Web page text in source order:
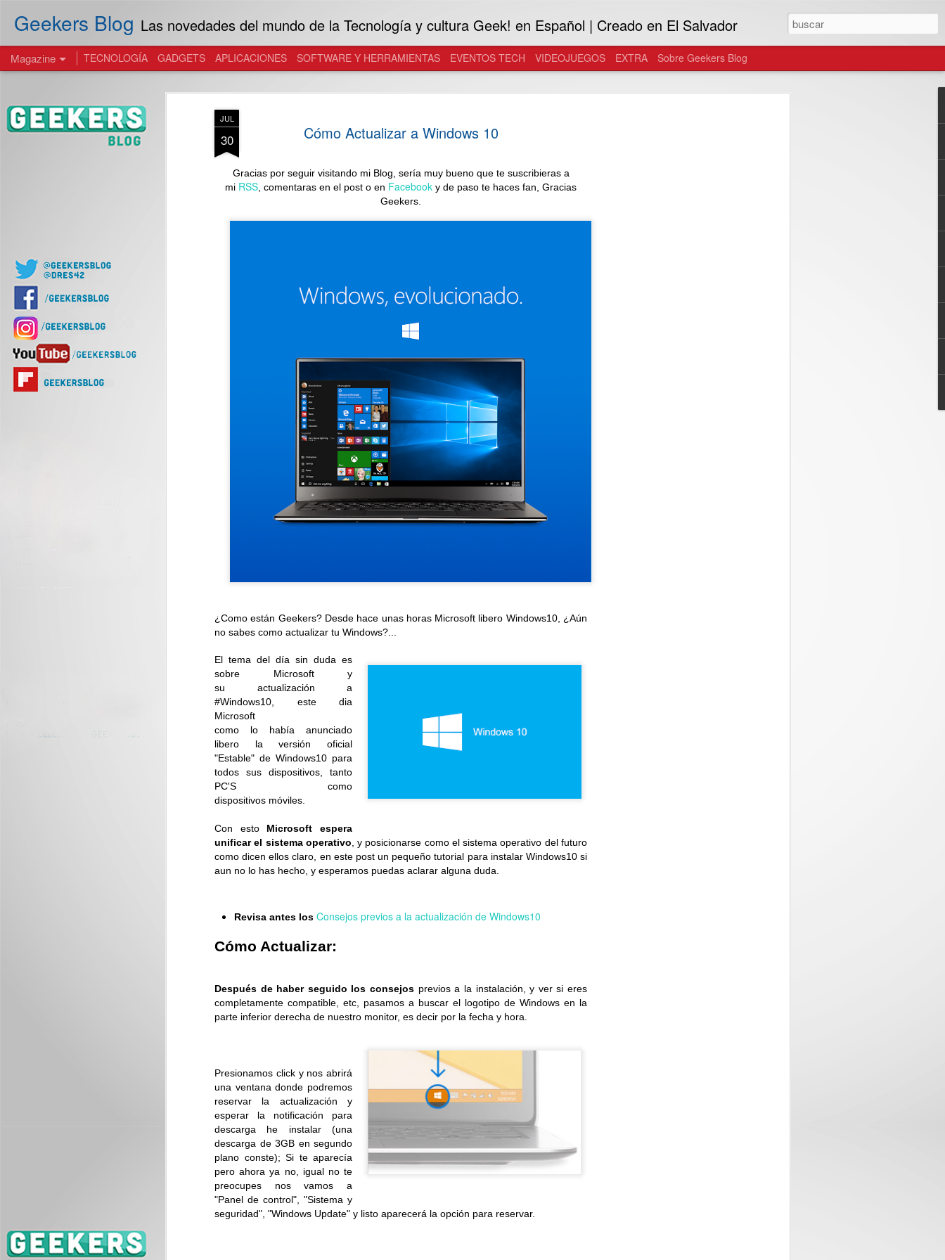
JUL
30 Cómo Actualizar a Windows 10
Gracias por seguir visitando mi Blog, sería muy bueno que te suscribieras a
mi RSS , comentaras en el post o en Facebook y de paso te haces fan, Gracias
Geekers.
¿Como están Geekers? Desde hace unas horas Microsoft libero Windows10, ¿Aún
no sabes como actualizar tu Windows?...
El tema del día sin duda es
sobre Microsoft y
su actualización a
#Windows10, este dia
Microsoft
como lo había anunciado
libero la versión oficial
"Estable" de Windows10 para
todos sus dispositivos, tanto
PC'S como
dispositivos móviles.
Con esto Microsoft espera
unificar el sistema operativo , y posicionarse como el sistema operativo del futuro
como dicen ellos claro, en este post un pequeño tutorial para instalar Windows10 si
aun no lo has hecho, y esperamos puedas aclarar alguna duda.
Revisa antes los Consejos previos a la actualización de Windows10
Cómo Actualizar:
Después de haber seguido los consejos previos a la instalación, y ver si eres
completamente compatible, etc, pasamos a buscar el logotipo de Windows en la
parte inferior derecha de nuestro monitor, es decir por la fecha y hora.
Presionamos click y nos abrirá
una ventana donde podremos
reservar la actualización y
esperar la notificación para
descarga he instalar (una
descarga de 3GB en segundo
plano conste); Si te aparecía
pero ahora ya no, igual no te
preocupes nos vamos a
"Panel de control", "Sistema y
seguridad", "Windows Update" y listo aparecerá la opción para reservar.
Geekers Blog Las novedades del mundo de la Tecnología y cultura Geek! en Español | Creado en El Salvador
Magazine TECNOLOGÍA GADGETS APLICACIONES SOFTWARE Y HERRAMIENTAS EVENTOS TECH VIDEOJUEGOS EXTRA Sobre Geekers Blog
JUL
Samsung integra el ecosistema
Galaxy a las gafas de uso diario
Mundo Saurio llega a
Plaza Mundo Apopa
Plaza Mundo Apopa y Museo Tin
Marín presentan Mundo Saurio:
una experiencia interactiva y
educativa con dinosaurios para
Samsung estrena una
era más inteligente y
conectada con los
nuevos Galaxy Z Fold,
Flip y Galaxy Watch
Samsung Galaxy Z Fold8 Ultra,
Fold8 y Flip8: Plegables,
perfectos para cada estilo de
salud en la muñeca
LG celebra 45 años de innovación y crecimiento en la
Desde 1981 impulsamos soluciones inteligentes e innovadoras para la
vida cotidiana en Centroamérica, el Caribe y el norte de Suramérica...
JUL
Lentes inteligentes: cómo mitigar los riesgos de
ESET advierte que al permitir rastrear y grabar el entorno en tiempo real
se corre el riesgo de exponer datos y afectar la privacidad...
JUL
17
¡Activa tu talento innovador! Quedan pocos días para
inscribir tu proyecto y participar en Solve for
Tomorrow 2026
Este año, el programa certificará a los docentes tutores bajo
metodologías innovadoras de aprendizaje...